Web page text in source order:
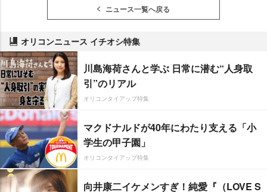
ニュース一覧へ戻る
オリコンニュース イチオシ特集
川島海荷さんと学ぶ 日常に潜む“人身取
引”のリアル
オリコンタイアップ特集
マクドナルドが40年にわたり支える「小
学生の甲子園」
オリコンタイアップ特集
向井康二イケメンすぎ！純愛『（LOVE S